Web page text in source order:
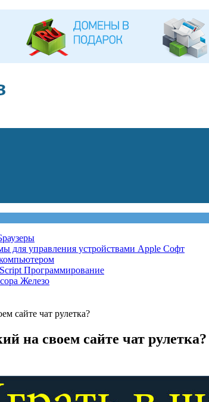
для управления устройствами Apple Софт
Программирование
Железо
сайте чат рулетка?
на своем сайте чат рулетка?